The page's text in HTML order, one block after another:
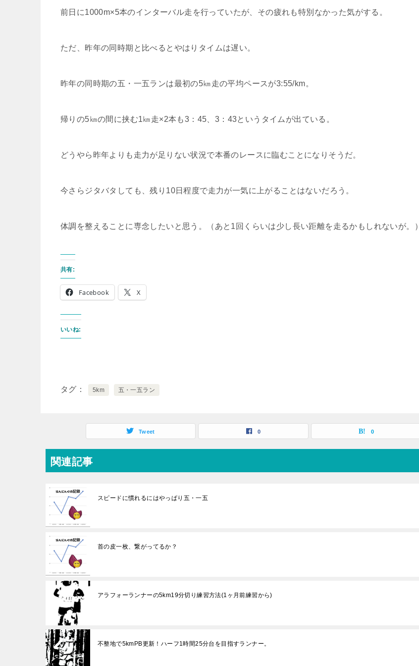
前日に1000m×5本のインターバル走を行っていたが、その疲れも特別なかった気がする。
ただ、昨年の同時期と比べるとやはりタイムは遅い。
昨年の同時期の五・一五ランは最初の5㎞走の平均ペースが3:55/km。
帰りの5㎞の間に挟む1㎞走×2本も3：45、3：43というタイムが出ている。
どうやら昨年よりも走力が足りない状況で本番のレースに臨むことになりそうだ。
今さらジタバタしても、残り10日程度で走力が一気に上がることはないだろう。
体調を整えることに専念したいと思う。（あと1回くらいは少し長い距離を走るかもしれないが。）
共有:
Facebook X
いいね:
タグ 5km 五・一五ラン
Tweet 0 0
関連記事
スピードに慣れるにはやっぱり五・一五
首の皮一枚、繋がってるか？
アラフォーランナーの5km19分切り練習方法(1ヶ月前練習から)
不整地で5kmPB更新！ハーフ1時間25分台を目指すランナー。